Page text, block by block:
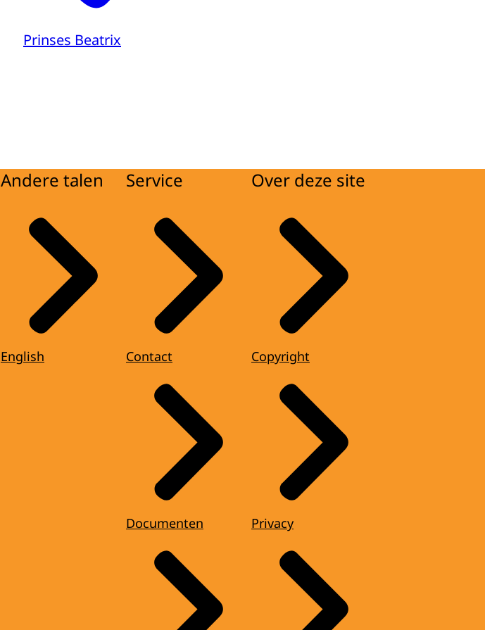
Prinses Beatrix
Andere talen
English
Service
Contact
Documenten
Over deze site
Copyright
Privacy